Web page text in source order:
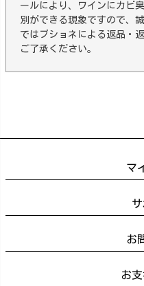
ールにより、ワインにカビ
別ができる現象ですので、
ではブショネによる返品・
ご了承ください。
マ
お
お